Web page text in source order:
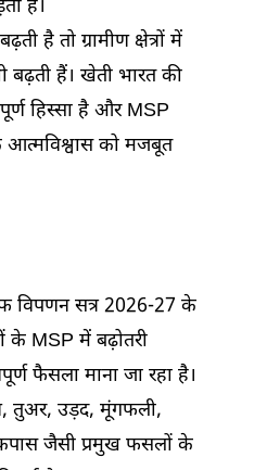
है।
है तो ग्रामीण क्षेत्रों में
बढ़ती हैं। खेती भारत की
हिस्सा है और MSP
को मजबूत
विपणन सत्र 2026-27 के
MSP में बढ़ोतरी
फैसला माना जा रहा है।
तुअर, उड़द, मूंगफली,
जैसी प्रमुख फसलों के